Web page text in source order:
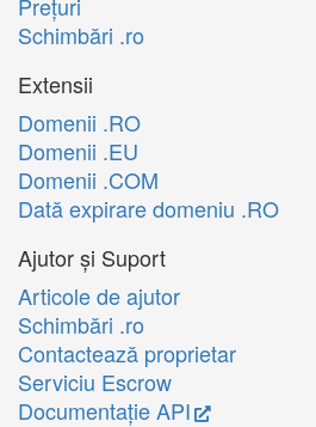
Schimbări .ro
Extensii
Domenii .RO
Domenii .EU
Domenii .COM
Dată expirare domeniu .RO
Ajutor și Suport
Articole de ajutor
Schimbări .ro
Contactează proprietar
Serviciu Escrow
Documentație API